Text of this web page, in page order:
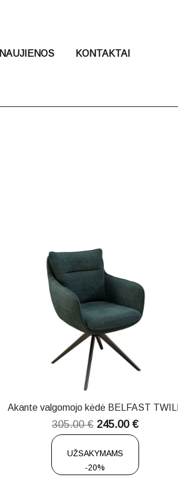
NAUJIENOS KONTAKTAI
Akante valgomojo kėdė BELFAST TWILL
305.00€ 245.00 €
UŽSAKYMAMS
-20%